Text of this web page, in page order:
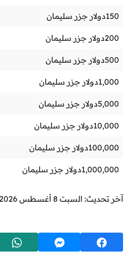
150دولار جزر سليمان
200دولار جزر سليمان
500دولار جزر سليمان
1,000دولار جزر سليمان
5,000دولار جزر سليمان
10,000دولار جزر سليمان
100,000دولار جزر سليمان
1,000,000دولار جزر سليمان
آخر تحديث: السبت 8 أغسطس 2026